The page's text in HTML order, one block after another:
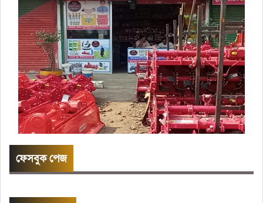
ফেসবুক পেজ